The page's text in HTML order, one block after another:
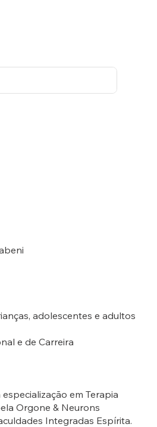
adolescentes e adultos
e de Carreira
em Terapia
Orgone & Neurons
Integradas Espírita.